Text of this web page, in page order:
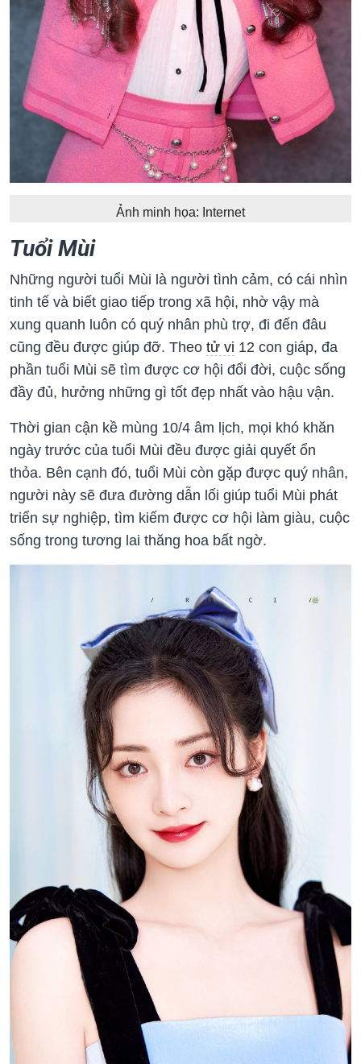
Ảnh minh họa: Internet
Tuổi Mùi
Những người tuổi Mùi là người tình cảm, có cái nhìn
tinh tế và biết giao tiếp trong xã hội, nhờ vậy mà
xung quanh luôn có quý nhân phù trợ, đi đến đâu
cũng đều được giúp đỡ. Theo tử vi 12 con giáp, đa
phần tuổi Mùi sẽ tìm được cơ hội đổi đời, cuộc sống
đầy đủ, hưởng những gì tốt đẹp nhất vào hậu vận.
Thời gian cận kề mùng 10/4 âm lịch, mọi khó khăn
ngày trước của tuổi Mùi đều được giải quyết ổn
thỏa. Bên cạnh đó, tuổi Mùi còn gặp được quý nhân,
người này sẽ đưa đường dẫn lối giúp tuổi Mùi phát
triển sự nghiệp, tìm kiếm được cơ hội làm giàu, cuộc
sống trong tương lai thăng hoa bất ngờ.